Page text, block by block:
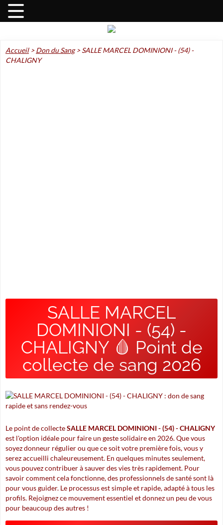
Accueil>Don du Sang>SALLE MARCEL DOMINIONI - (54) -
CHALIGNY
SALLE MARCEL
DOMINIONI - (54) -
CHALIGNY 🩸 Point de
collecte de sang 2026
Le point de collecteSALLE MARCEL DOMINIONI - (54) - CHALIGNY
est l'option idéale pour faire un geste solidaire en 2026. Que vous
soyez donneur régulier ou que ce soit votre première fois, vous y
serez accueilli chaleureusement. En quelques minutes seulement,
vous pouvez contribuer à sauver des vies très rapidement. Pour
savoir comment cela fonctionne, des professionnels de santé sont là
pour vous guider. Le processus est simple et rapide, adapté à tous les
profils. Rejoignez ce mouvement essentiel et donnez un peu de vous
pour beaucoup des autres !